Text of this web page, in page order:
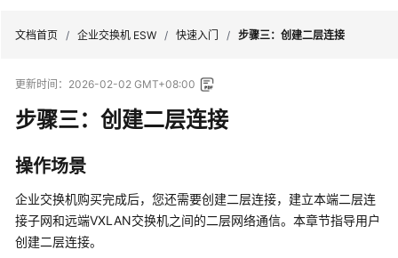
最
新
动
产
品
介
绍
文档首页 / 企业交换机 ESW / 快速入门 / 步骤三：创建二层连接
更新时间： 2026-02-02 GMT+08:00
步骤三：创建二层连接
操作场景
企业交换机购买完成后，您还需要创建二层连接，建立本端二层连
接子网和远端VXLAN交换机之间的二层网络通信。本章节指导用户
创建二层连接。